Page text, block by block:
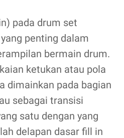
pada drum set
penting dalam
bermain drum.
ketukan atau pola
dimainkan pada bagian
sebagai transisi
satu dengan yang
delapan dasar fill in